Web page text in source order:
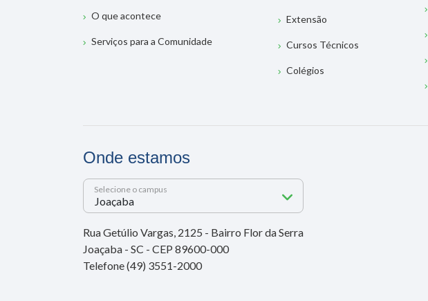
O que acontece
Serviços para a Comunidade
Extensão
Cursos Técnicos
Colégios
Onde estamos
Selecione o campus
Rua Getúlio Vargas, 2125 - Bairro Flor da Serra
Joaçaba - SC - CEP 89600-000
Telefone (49) 3551-2000